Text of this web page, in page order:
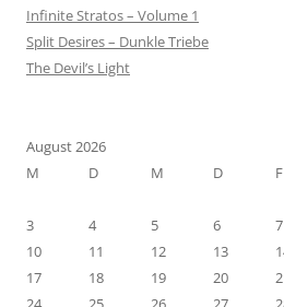
Infinite Stratos – Volume 1
Split Desires – Dunkle Triebe
The Devil’s Light
August 2026
M
D M D F
3
4 5 6 7
10
11 12 13
17
18 19 20